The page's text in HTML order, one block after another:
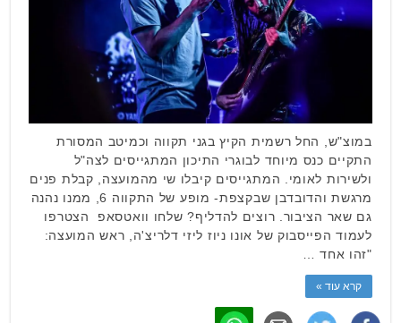
במוצ"ש, החל רשמית הקיץ בגני תקווה וכמיטב המסורת
התקיים כנס מיוחד לבוגרי התיכון המתגייסים לצה"ל
ולשירות לאומי. המתגייסים קיבלו שי מהמועצה, קבלת פנים
מרגשת והדובדבן שבקצפת- מופע של התקווה 6, ממנו נהנה
גם שאר הציבור. רוצים להדליף? שלחו וואטסאפ הצטרפו
לעמוד הפייסבוק של אונו ניוז ליזי דלריצ'ה, ראש המועצה:
"זהו אחד …
קרא עוד »